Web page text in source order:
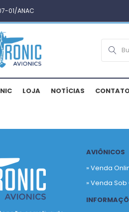
01/ANAC
LOJA NOTÍCIAS
AVIÔNICOS
» Venda
» Venda